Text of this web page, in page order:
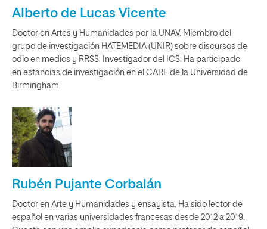
Alberto de Lucas Vicente
Doctor en Artes y Humanidades por la UNAV. Miembro del
grupo de investigación HATEMEDIA (UNIR) sobre discursos de
odio en medios y RRSS. Investigador del ICS. Ha participado
en estancias de investigación en el CARE de la Universidad de
Birmingham.
Rubén Pujante Corbalán
Doctor en Arte y Humanidades y ensayista. Ha sido lector de
español en varias universidades francesas desde 2012 a 2019.